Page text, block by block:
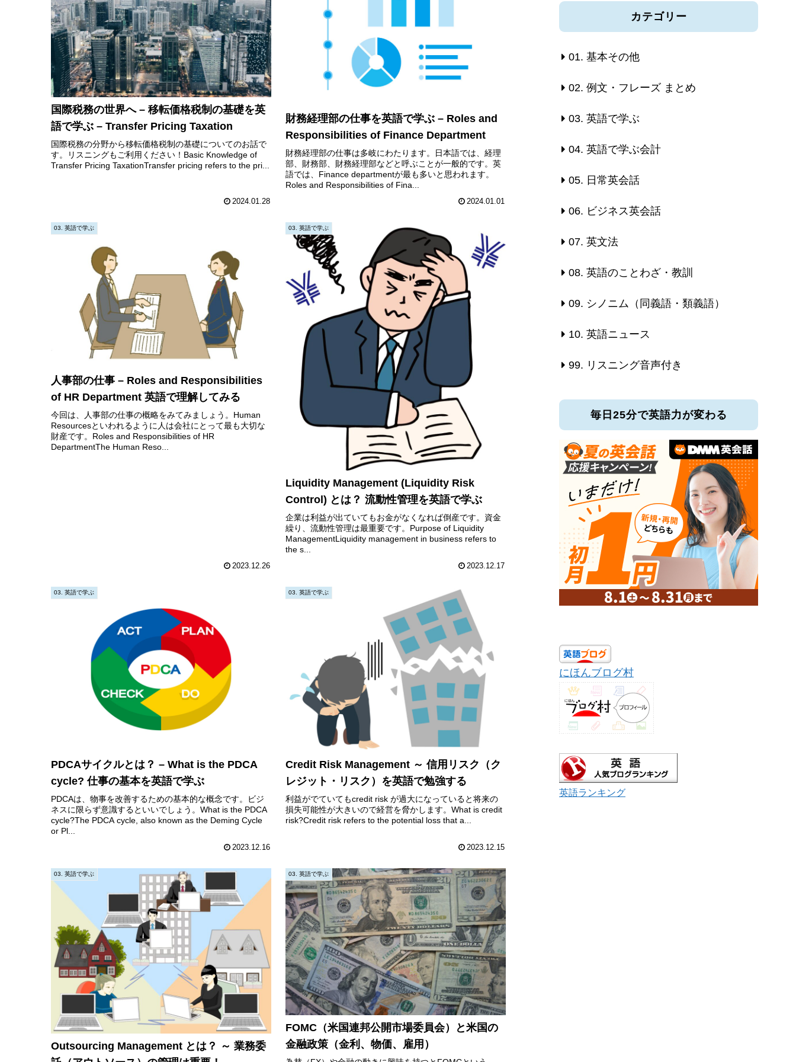
国際税務の世界へ – 移転価格税制の基礎を英
語で学ぶ – Transfer Pricing Taxation
国際税務の分野から移転価格税制の基礎についてのお話で
す。リスニングもご利用ください！Basic Knowledge of
Transfer Pricing TaxationTransfer pricing refers to the pri...
2024.01.28
財務経理部の仕事を英語で学ぶ – Roles and
Responsibilities of Finance Department
財務経理部の仕事は多岐にわたります。日本語では、経理
部、財務部、財務経理部などと呼ぶことが一般的です。英
語では、Finance departmentが最も多いと思われます。
Roles and Responsibilities of Fina...
2024.01.01
03. 英語で学ぶ
人事部の仕事 – Roles and Responsibilities
of HR Department 英語で理解してみる
今回は、人事部の仕事の概略をみてみましょう。Human
Resourcesといわれるように人は会社にとって最も大切な
財産です。Roles and Responsibilities of HR
DepartmentThe Human Reso...
2023.12.26
03. 英語で学ぶ
Liquidity Management (Liquidity Risk
Control) とは？ 流動性管理を英語で学ぶ
企業は利益が出ていてもお金がなくなれば倒産です。資金
繰り、流動性管理は最重要です。Purpose of Liquidity
ManagementLiquidity management in business refers to
the s...
2023.12.17
03. 英語で学ぶ
PDCAサイクルとは？ – What is the PDCA
cycle? 仕事の基本を英語で学ぶ
PDCAは、物事を改善するための基本的な概念です。ビジ
ネスに限らず意識するといいでしょう。What is the PDCA
cycle?The PDCA cycle, also known as the Deming Cycle
or Pl...
2023.12.16
03. 英語で学ぶ
Credit Risk Management ～ 信用リスク（ク
レジット・リスク）を英語で勉強する
利益がでていてもcredit risk が過大になっていると将来の
損失可能性が大きいので経営を脅かします。What is credit
risk?Credit risk refers to the potential loss that a...
2023.12.15
03. 英語で学ぶ
Outsourcing Management とは？ ～ 業務委
03. 英語で学ぶ
FOMC（米国連邦公開市場委員会）と米国の
金融政策（金利、物価、雇用）
カテゴリー
01. 基本その他
02. 例文・フレーズ まとめ
03. 英語で学ぶ
04. 英語で学ぶ会計
05. 日常英会話
06. ビジネス英会話
07. 英文法
08. 英語のことわざ・教訓
09. シノニム（同義語・類義語）
10. 英語ニュース
99. リスニング音声付き
毎日25分で英語力が変わる
にほんブログ村
英語ランキング